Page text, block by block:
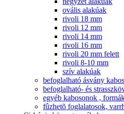
ovális alakúak
rivoli 18 mm
rivoli 12 mm
rivoli 14 mm
rivoli 16 mm
rivoli 20 mm felett
rivoli 8-10 mm
szív alakúak
befoglalható ásvány
befoglalható- és
egyéb kabosonok ,
fûzhetõ foglalatosok,